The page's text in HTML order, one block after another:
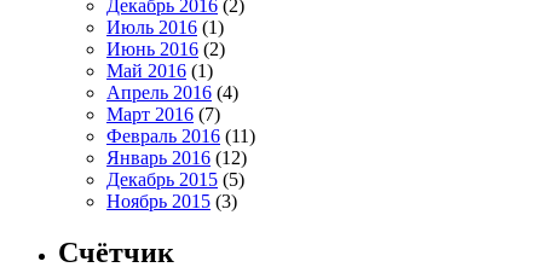
Декабрь 2016 (2)
Июль 2016 (1)
Июнь 2016 (2)
Май 2016 (1)
Апрель 2016 (4)
Март 2016 (7)
Февраль 2016 (11)
Январь 2016 (12)
Декабрь 2015 (5)
Ноябрь 2015 (3)
Счётчик